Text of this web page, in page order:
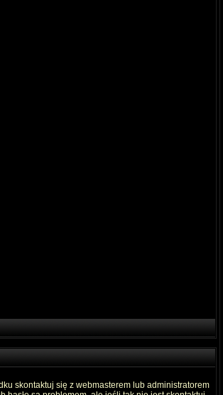
skontaktuj się z webmasterem lub administratorem